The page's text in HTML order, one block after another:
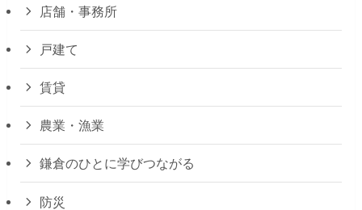
店舗・事務所
戸建て
賃貸
農業・漁業
鎌倉のひとに学びつながる
防災